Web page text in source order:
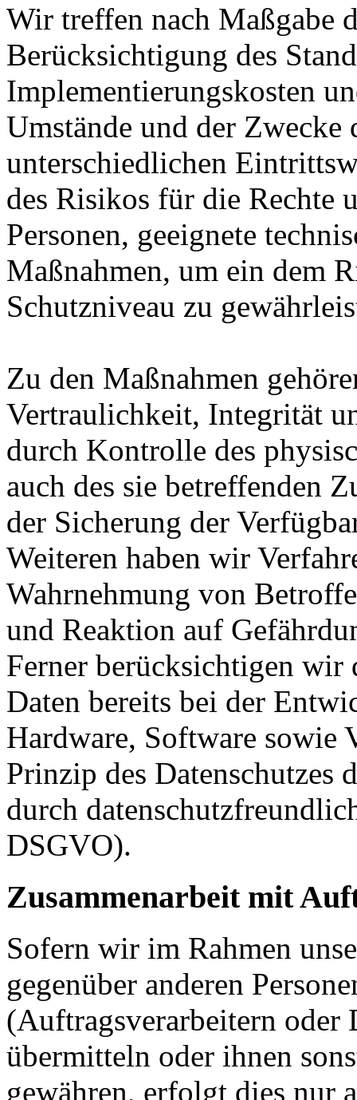
Wir treffen nach Maßgabe
Berücksichtigung des
Implementierungskosten
Umstände und der Zwecke
unterschiedlichen
des Risikos für die Rechte
Personen, geeignete
Maßnahmen, um ein dem
Schutzniveau zu
Zu den Maßnahmen
Vertraulichkeit, Integrität
durch Kontrolle des
auch des sie betreffenden
der Sicherung der
Weiteren haben wir
Wahrnehmung von
und Reaktion auf
Ferner berücksichtigen wir
Daten bereits bei der
Hardware, Software sowie
Prinzip des Datenschutzes
durch
DSGVO).
Zusammenarbeit mit
Sofern wir im Rahmen
gegenüber anderen
(Auftragsverarbeitern oder
übermitteln oder ihnen
gewähren, erfolgt dies nur